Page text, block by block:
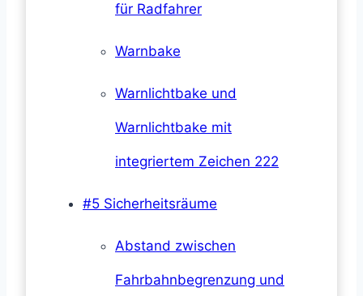
für Radfahrer
Warnbake
Warnlichtbake und
Warnlichtbake mit
integriertem Zeichen 222
#5 Sicherheitsräume
Abstand zwischen
Fahrbahnbegrenzung und